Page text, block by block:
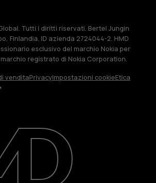
ricicla
Tutti i diritti riservati. Bertel Jungin
Finlandia. ID azienda 2724044-2. HMD
esclusivo del marchio Nokia per
registrato di Nokia Corporation.
venditaPrivacyImpostazioni cookieEtica